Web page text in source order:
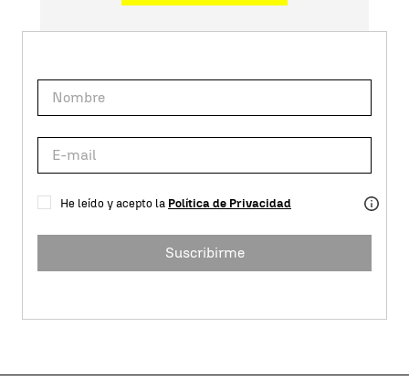
He leído y acepto la Política de Privacidad
Suscribirme